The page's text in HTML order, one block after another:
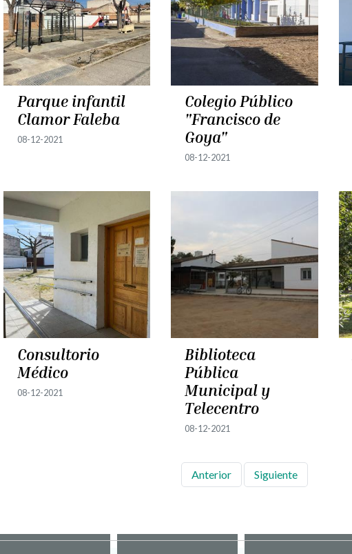
Parque infantil
Clamor Faleba
08-12-2021
Colegio Público
"Francisco de
Goya"
08-12-2021
Consultorio
Médico
08-12-2021
Biblioteca
Pública
Municipal y
Telecentro
08-12-2021
Anterior Siguiente